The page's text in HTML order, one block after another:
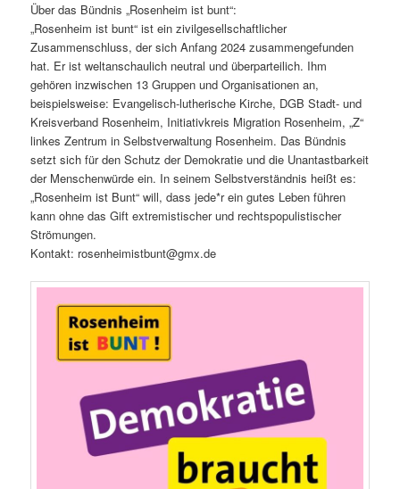
Über das Bündnis „Rosenheim ist bunt“:
„Rosenheim ist bunt“ ist ein zivilgesellschaftlicher
Zusammenschluss, der sich Anfang 2024 zusammengefunden
hat. Er ist weltanschaulich neutral und überparteilich. Ihm
gehören inzwischen 13 Gruppen und Organisationen an,
beispielsweise: Evangelisch-lutherische Kirche, DGB Stadt- und
Kreisverband Rosenheim, Initiativkreis Migration Rosenheim, „Z“
linkes Zentrum in Selbstverwaltung Rosenheim. Das Bündnis
setzt sich für den Schutz der Demokratie und die Unantastbarkeit
der Menschenwürde ein. In seinem Selbstverständnis heißt es:
„Rosenheim ist Bunt“ will, dass jede*r ein gutes Leben führen
kann ohne das Gift extremistischer und rechtspopulistischer
Strömungen.
Kontakt: rosenheimistbunt@gmx.de